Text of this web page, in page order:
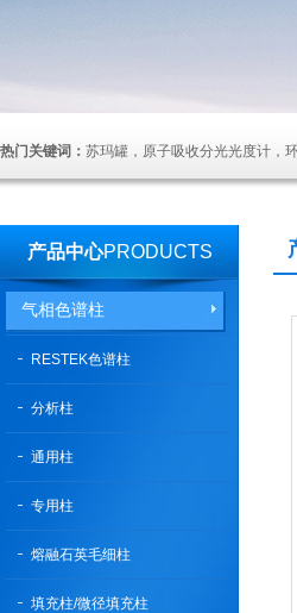
热门关键词： 苏玛罐，原子吸收分光光度计，
产品中心PRODUCTS
气相色谱柱
RESTEK色谱柱
分析柱
通用柱
专用柱
熔融石英毛细柱
填充柱/微径填充柱